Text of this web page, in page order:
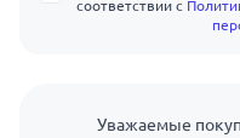
соответствии с
Уважаемые